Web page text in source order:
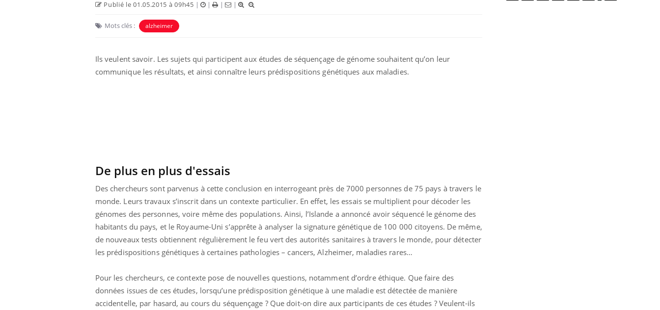
Publié le 01.05.2015 à 09h45 | | | |
Mots clés : alzheimer
Ils veulent savoir. Les sujets qui participent aux études de séquençage de génome souhaitent qu’on leur
communique les résultats, et ainsi connaître leurs prédispositions génétiques aux maladies.
De plus en plus d'essais
Des chercheurs sont parvenus à cette conclusion en interrogeant près de 7000 personnes de 75 pays à travers le
monde. Leurs travaux s’inscrit dans un contexte particulier. En effet, les essais se multiplient pour décoder les
génomes des personnes, voire même des populations. Ainsi, l’Islande a annoncé avoir séquencé le génome des
habitants du pays, et le Royaume-Uni s’apprête à analyser la signature génétique de 100 000 citoyens. De même,
de nouveaux tests obtiennent régulièrement le feu vert des autorités sanitaires à travers le monde, pour détecter
les prédispositions génétiques à certaines pathologies – cancers, Alzheimer, maladies rares…
Pour les chercheurs, ce contexte pose de nouvelles questions, notamment d’ordre éthique. Que faire des
données issues de ces études, lorsqu’une prédisposition génétique à une maladie est détectée de manière
accidentelle, par hasard, au cours du séquençage ? Que doit-on dire aux participants de ces études ? Veulent-ils